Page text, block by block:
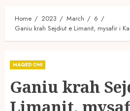
Home 2023 March
6
Ganiu krah Sejdiut e Limanit, mysafir i
MAQEDONI
Ganiu krah